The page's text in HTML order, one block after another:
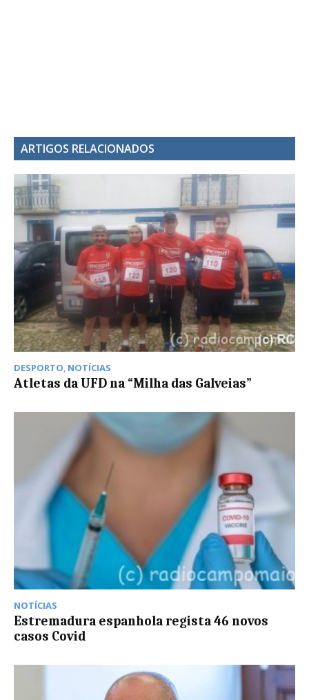
ARTIGOS RELACIONADOS
DESPORTO, NOTÍCIAS
Atletas da UFD na “Milha das Galveias”
NOTÍCIAS
Estremadura espanhola regista 46 novos
casos Covid